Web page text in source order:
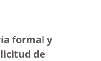
formal y
de